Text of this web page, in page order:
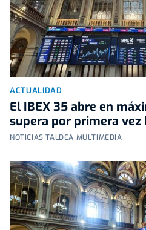
ACTUALIDAD
El IBEX 35 abre en
supera por primera vez
NOTICIAS TALDEA MULTIMEDIA